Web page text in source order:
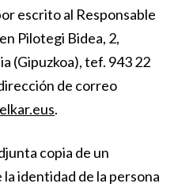
escrito al Responsable
Pilotegi Bidea, 2,
(Gipuzkoa), tef. 943 22
de correo
.
copia de un
identidad de la persona